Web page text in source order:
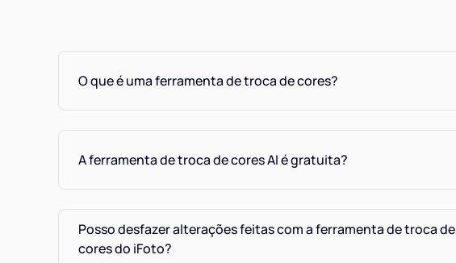
O que é uma ferramenta de troca de cores?
A ferramenta de troca de cores AI é gratuita?
Posso desfazer alterações feitas com a ferramenta de troca de
cores do iFoto?